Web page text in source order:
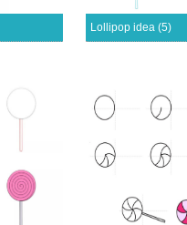
Lollipop idea (5)